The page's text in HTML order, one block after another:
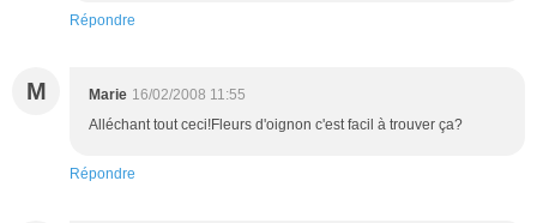
Répondre
M Marie 16/02/2008 11:55
Alléchant tout ceci!Fleurs d'oignon c'est facil à trouver ça?
Répondre